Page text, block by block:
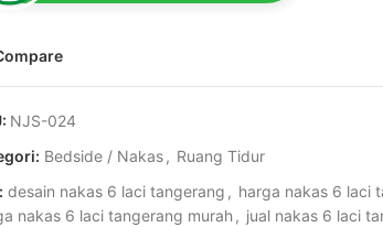
NJS-024
Bedside / Nakas, Ruang Tidur
desain nakas 6 laci tangerang , harga nakas 6 laci
nakas 6 laci tangerang murah, jual nakas 6 laci